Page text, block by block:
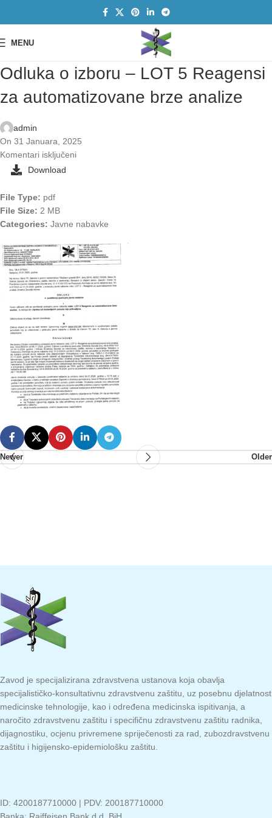
MENU
Odluka o izboru – LOT 5 Reagensi
za automatizovane brze analize
admin
On 31 Januara, 2025
Komentari isključeni
Download
File Type: pdf
File Size: 2 MB
Categories: Javne nabavke
Newer Older
Zavod je specijalizirana zdravstvena ustanova koja obavlja
specijalističko-konsultativnu zdravstvenu zaštitu, uz posebnu djelatnost
medicinske tehnologije, kao i određena medicinska ispitivanja, a
naročito zdravstvenu zaštitu i specifičnu zdravstvenu zaštitu radnika,
dijagnostiku, ocjenu privremene spriječenosti za rad, zubozdravstvenu
zaštitu i higijensko-epidemiološku zaštitu.
ID: 4200187710000 | PDV: 200187710000
Banka: Raiffeisen Bank d.d. BiH